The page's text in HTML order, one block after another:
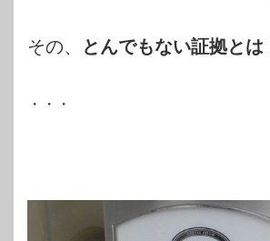
その、 とんでもない証拠とは
・・・